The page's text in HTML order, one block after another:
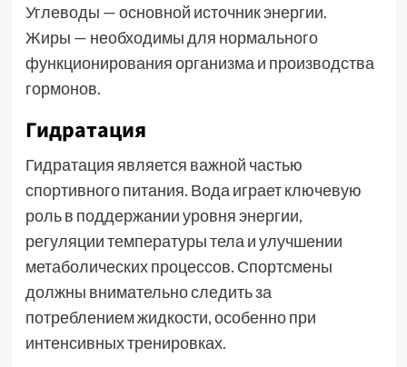
Углеводы — основной источник энергии.
Жиры — необходимы для нормального
функционирования организма и производства
гормонов.
Гидратация
Гидратация является важной частью
спортивного питания. Вода играет ключевую
роль в поддержании уровня энергии,
регуляции температуры тела и улучшении
метаболических процессов. Спортсмены
должны внимательно следить за
потреблением жидкости, особенно при
интенсивных тренировках.